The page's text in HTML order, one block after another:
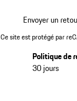
Envoyer un
Ce site est protégé par
Politique de
30 jours